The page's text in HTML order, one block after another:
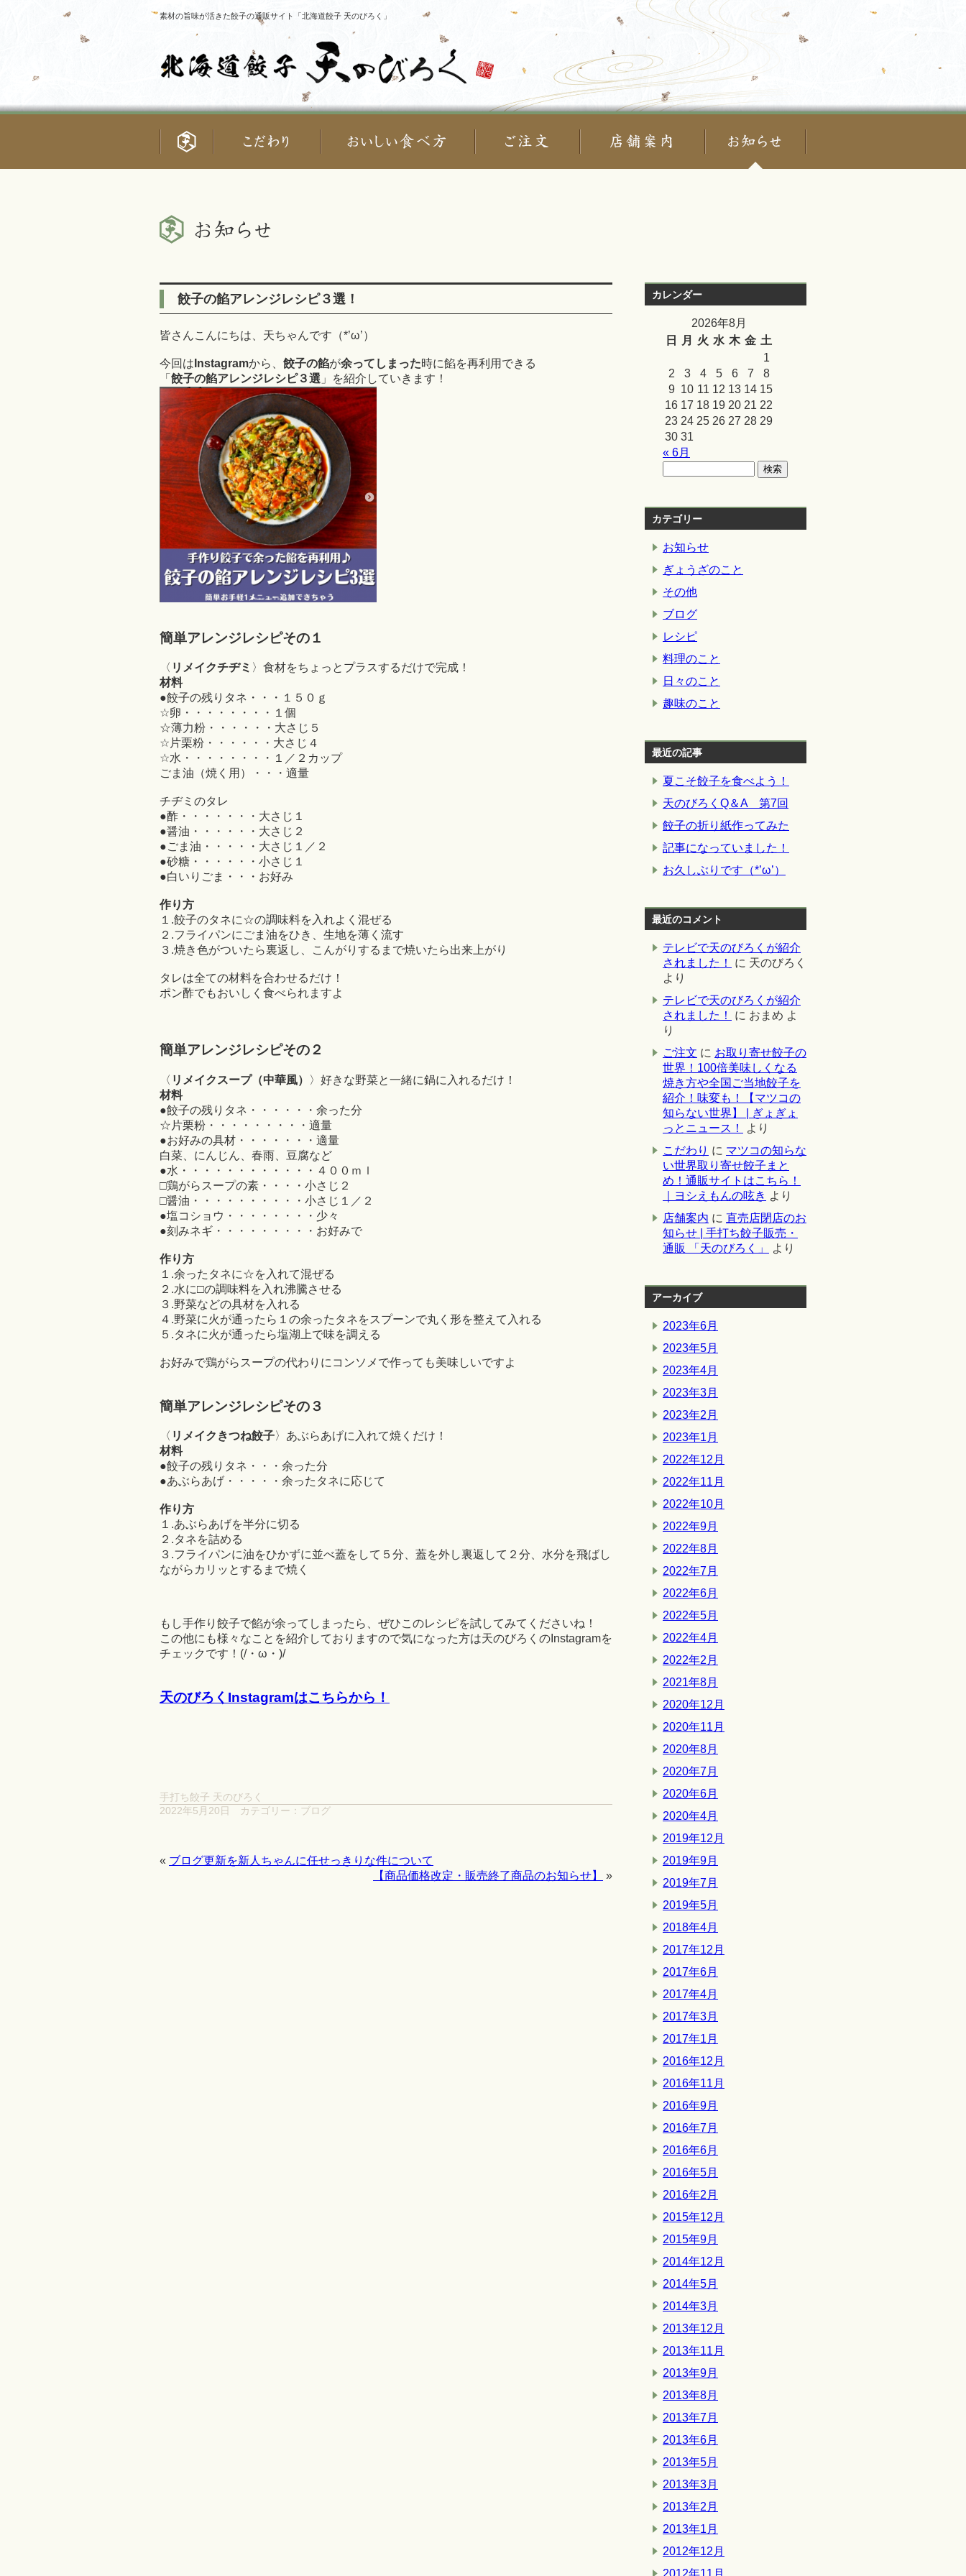
素材の旨味が活きた餃子の通販サイト「北海道餃子 天のびろく」
餃子の餡アレンジレシピ３選！
皆さんこんにちは、天ちゃんです（*’ω’）
今回は Instagramから、 餃子の餡が余ってしまった時に餡を再利用できる
「 餃子の餡アレンジレシピ３選 」を紹介していきます！
簡単アレンジレシピその１
〈 リメイクチヂミ 〉食材をちょっとプラスするだけで完成！
材料
●餃子の残りタネ・・・１５０ｇ
☆卵・・・・・・・・１個
☆薄力粉・・・・・・大さじ５
☆片栗粉・・・・・・大さじ４
☆水・・・・・・・・１／２カップ
ごま油（焼く用）・・・適量
チヂミのタレ
●酢・・・・・・・大さじ１
●醤油・・・・・・大さじ２
●ごま油・・・・・大さじ１／２
●砂糖・・・・・・小さじ１
●白いりごま・・・お好み
作り方
１.餃子のタネに☆の調味料を入れよく混ぜる
２.フライパンにごま油をひき、生地を薄く流す
３.焼き色がついたら裏返し、こんがりするまで焼いたら出来上がり
タレは全ての材料を合わせるだけ！
ポン酢でもおいしく食べられますよ
簡単アレンジレシピその２
〈 リメイクスープ（中華風）
〉好きな野菜と一緒に鍋に入れるだけ！
材料
●餃子の残りタネ・・・・・・余った分
☆片栗粉・・・・・・・・・適量
●お好みの具材・・・・・・・適量
白菜、にんじん、春雨、豆腐など
●水・・・・・・・・・・・・４００ｍｌ
□鶏がらスープの素・・・・小さじ２
□醤油・・・・・・・・・・小さじ１／２
●塩コショウ・・・・・・・・少々
●刻みネギ・・・・・・・・・お好みで
作り方
１.余ったタネに☆を入れて混ぜる
２.水に□の調味料を入れ沸騰させる
３.野菜などの具材を入れる
４.野菜に火が通ったら１の余ったタネをスプーンで丸く形を整えて入れる
５.タネに火が通ったら塩湖上で味を調える
お好みで鶏がらスープの代わりにコンソメで作っても美味しいですよ
簡単アレンジレシピその３
〈 リメイクきつね餃子〉あぶらあげに入れて焼くだけ！
材料
●餃子の残りタネ・・・余った分
●あぶらあげ・・・・・余ったタネに応じて
作り方
１.あぶらあげを半分に切る
２.タネを詰める
３.フライパンに油をひかずに並べ蓋をして５分、蓋を外し裏返して２分、水分を飛ばし
ながらカリッとするまで焼く
もし手作り餃子で餡が余ってしまったら、ぜひこのレシピを試してみてくださいね！
この他にも様々なことを紹介しておりますので気になった方は天のびろくのInstagramを
チェックです！(/・ω・)/
天のびろくInstagramはこちらから！
手打ち餃子 天のびろく
2022年5月20日
カテゴリー： ブログ
« ブログ更新を新人ちゃんに任せっきりな件について
【商品価格改定・販売終了商品のお知らせ】
»
カレンダー
2026年8月
日
月 火 水 木 金 土
1
2
3 4 5 6 7
8
9 10 11 12 13 14 15
16 17 18 19 20 21 22
23 24 25 26 27 28 29
30 31
« 6月
カテゴリー
お知らせ
ぎょうざのこと
その他
ブログ
レシピ
料理のこと
日々のこと
趣味のこと
最近の記事
夏こそ餃子を食べよう！
天のびろくQ＆A 第7回
餃子の折り紙作ってみた
記事になっていました！
お久しぶりです（*’ω’）
最近のコメント
テレビで天のびろくが紹介
されました！
に 天のびろく
より
テレビで天のびろくが紹介
されました！
に おまめ よ
り
ご注文 に お取り寄せ餃子の
世界！100倍美味しくなる
焼き方や全国ご当地餃子を
紹介！味変も！【マツコの
知らない世界】 | ぎょぎょ
っとニュース！
より
こだわり に マツコの知らな
い世界取り寄せ餃子まと
め！通販サイトはこちら！
｜ヨシえもんの呟き より
店舗案内 に 直売店閉店のお
知らせ | 手打ち餃子販売・
通販 「天のびろく」
より
アーカイブ
2023年6月
2023年5月
2023年4月
2023年3月
2023年2月
2023年1月
2022年12月
2022年11月
2022年10月
2022年9月
2022年8月
2022年7月
2022年6月
2022年5月
2022年4月
2022年2月
2021年8月
2020年12月
2020年11月
2020年8月
2020年7月
2020年6月
2020年4月
2019年12月
2019年9月
2019年7月
2019年5月
2018年4月
2017年12月
2017年6月
2017年4月
2017年3月
2017年1月
2016年12月
2016年11月
2016年9月
2016年7月
2016年6月
2016年5月
2016年2月
2015年12月
2015年9月
2014年12月
2014年5月
2014年3月
2013年12月
2013年11月
2013年9月
2013年8月
2013年7月
2013年6月
2013年5月
2013年3月
2013年2月
2013年1月
2012年12月
2012年11月